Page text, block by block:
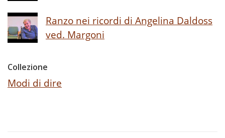
Ranzo nei ricordi di Angelina Daldoss
ved. Margoni
Collezione
Modi di dire